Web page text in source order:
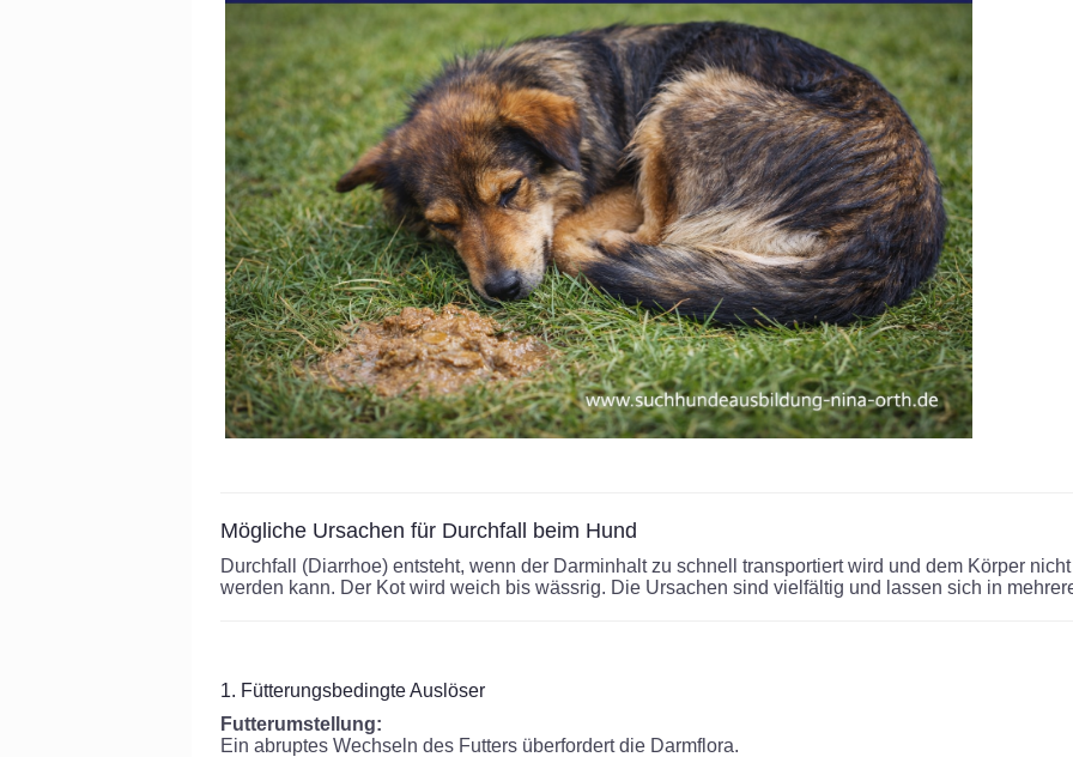
Mögliche Ursachen für Durchfall beim Hund
Durchfall (Diarrhoe) entsteht, wenn der Darminhalt zu schnell transportiert wird und dem Körper
werden kann. Der Kot wird weich bis wässrig. Die Ursachen sind vielfältig und lassen sich in
1. Fütterungsbedingte Auslöser
Futterumstellung:
Ein abruptes Wechseln des Futters überfordert die Darmflora.